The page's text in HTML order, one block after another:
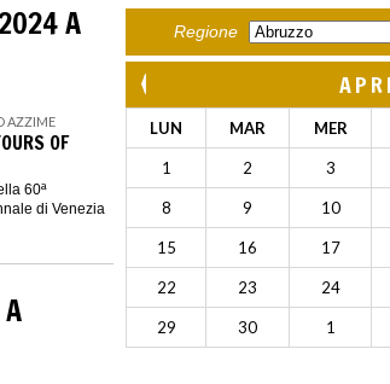
A
AZZIME
OF
60ª
di Venezia
Regione
LUN MAR MER
1 2 3
8 9 10
15 16 17
22 23 24
29 30 1